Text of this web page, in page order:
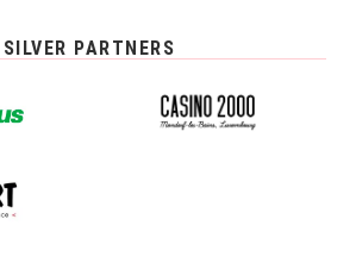
SILVER PARTNERS